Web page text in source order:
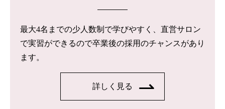
最大4名までの少人数制で学びやすく、直営サロン
で実習ができるので卒業後の採用のチャンスがあり
ます。
詳しく見る